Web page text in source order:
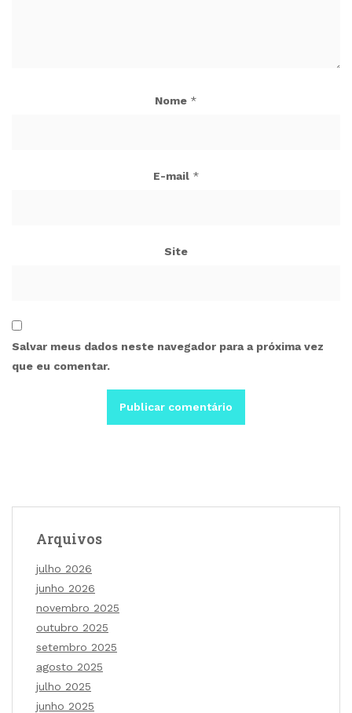
Nome *
E-mail *
Site
Salvar meus dados neste navegador para a próxima vez
que eu comentar.
Arquivos
julho 2026
junho 2026
novembro 2025
outubro 2025
setembro 2025
agosto 2025
julho 2025
junho 2025